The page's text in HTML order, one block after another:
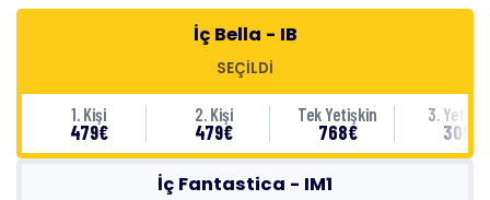
İç Bella - IB
SEÇİLDİ
1. Kişi
479€
2. Kişi
479€
Tek Yetişkin
768€
3.
309€
İç Fantastica - IM1